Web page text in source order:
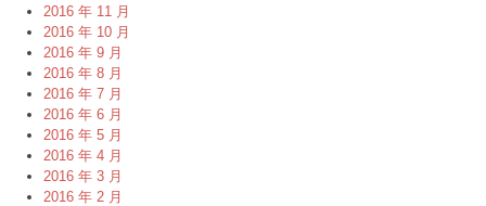
2016 年 11 月
2016 年 10 月
2016 年 9 月
2016 年 8 月
2016 年 7 月
2016 年 6 月
2016 年 5 月
2016 年 4 月
2016 年 3 月
2016 年 2 月